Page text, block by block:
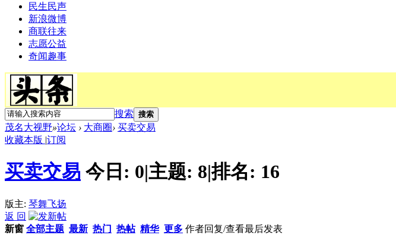
民生民声
新浪微博
商联往来
志愿公益
奇闻趣事
搜索 搜索
茂名大视野»论坛 › 大商圈› 买卖交易
收藏本版 |订阅
买卖交易 今日: 0|主题: 8|排名: 16
版主: 琴舞飞扬
返 回
新窗 全部主题 最新 热门 热帖 精华 更多 作者回复/查看最后发表